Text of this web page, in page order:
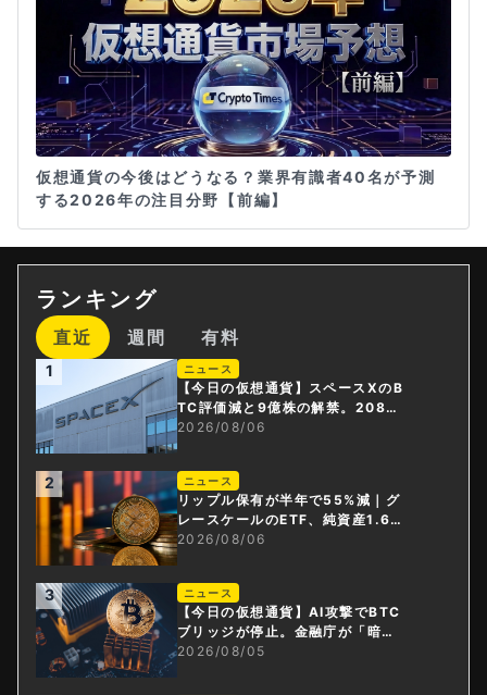
仮想通貨の今後はどうなる？業界有識者40名が予測
する2026年の注目分野【前編】
ランキング
直近 週間 有料
1 ニュース
【今日の仮想通貨】スペースXのB
TC評価減と9億株の解禁。208億
円相当のBTCが盗難
2026/08/06
2 ニュース
リップル保有が半年で55%減｜グ
レースケールのETF、純資産1.6億
ドル減
2026/08/06
3 ニュース
【今日の仮想通貨】AI攻撃でBTC
ブリッジが停止。金融庁が「暗号
資産・ステーブルコイン課」新設
2026/08/05